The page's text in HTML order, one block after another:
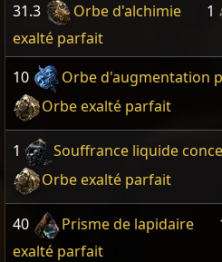
31.3 Orbe d'alchimie 1
exalté parfait
10 Orbe d'augmentation
Orbe exalté parfait
1 Souffrance liquide
Orbe exalté parfait
40 Prisme de lapidaire
exalté parfait